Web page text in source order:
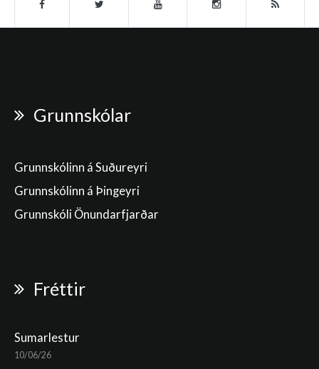
Grunnskólar
Grunnskólinn á Suðureyri
Grunnskólinn á Þingeyri
Grunnskóli Önundarfjarðar
Fréttir
Sumarlestur
10/06/26